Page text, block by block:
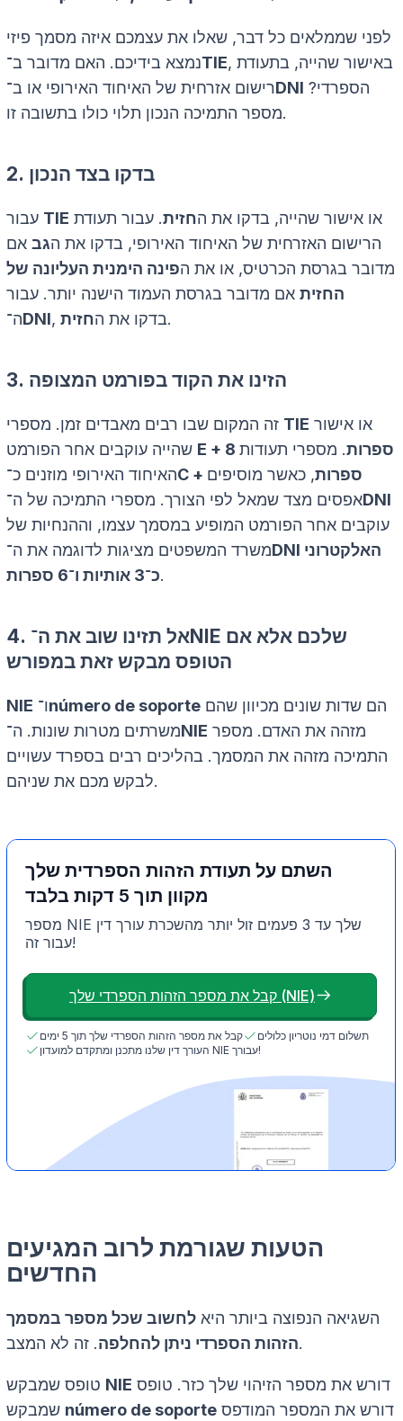
לפני שממלאים כל דבר, שאלו את עצמכם איזה מסמך פיזי
נמצא בידיכם. האם מדובר ב־TIE, באישור שהייה, בתעודת
רישום אזרחית של האיחוד האירופי או ב־DNI
מספר התמיכה הנכון תלוי כולו בתשובה זו.
2. בדקו בצד הנכון
TIE או אישור שהייה, בדקו את החזית. עבור תעודת
הרישום האזרחית של האיחוד האירופי, בדקו את הגב אם
מדובר בגרסת הכרטיס, או את הפינה הימנית העליונה של
החזית אם מדובר בגרסת העמוד הישנה יותר. עבור
ה־DNI , בדקו את החזית .
3. הזינו את הקוד בפורמט המצופה
TIE
E + 8 ספרות. מספרי תעודות
האיחוד האירופי מוזנים כ־
C + ספרות, כאשר מוסיפים
אפסים מצד שמאל לפי הצורך. מספרי התמיכה של ה־DNI
עוקבים אחר הפורמט המופיע במסמך עצמו, וההנחיות של
משרד המשפטים מציגות לדוגמה את ה־DNI האלקטרוני
כ־3 אותיות ו־6 ספרות.
4. אל תזינו שוב את ה־NIE
הטופס מבקש זאת במפורש
NIE ו־número de soporte
משרתים מטרות שונות. ה־NIE
התמיכה מזהה את המסמך. בהליכים רבים בספרד עשויים
לבקש מכם את שניהם.
השתם על תעודת הזהות הספרדית שלך
מקוון תוך 5 דקות בלבד
מספר NIE שלך עד 3 פעמים זול יותר מהשכרת עורך דין
עבור זה!
קבל את מספר הזהות הספרדי שלך (NIE)
קבל את מספר הזהות הספרדי שלך תוך 5 ימים
תשלום דמי נוטריון כלולים
העורך דין שלנו מתכנן ומתקדם למועדון NIE עבורך!
הטעות שגורמת לרוב המגיעים
החדשים
השגיאה הנפוצה ביותר היא לחשוב שכל מספר במסמך
הזהות הספרדי ניתן להחלפה. זה לא המצב.
NIE
número de soporte